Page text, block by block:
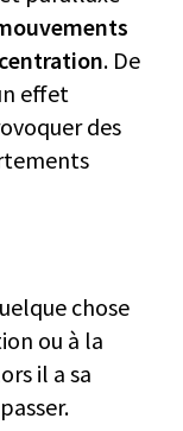
. De
effet
des
chose
ou à la
il a sa